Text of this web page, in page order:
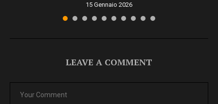
15 Gennaio 2026
LEAVE A COMMENT